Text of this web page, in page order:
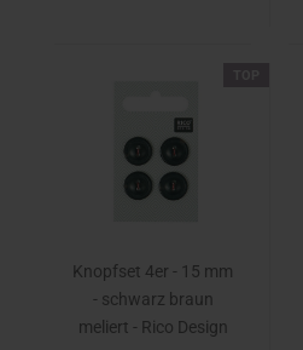
Knopfset 4er - 15 mm
- schwarz braun
meliert - Rico Design